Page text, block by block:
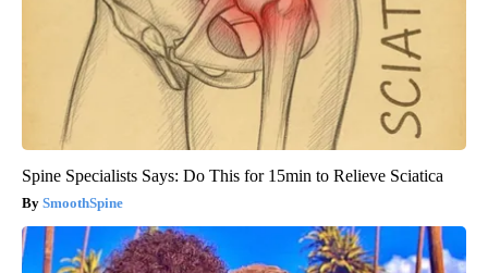
Spine Specialists Says: Do This for 15min to Relieve Sciatica
SmoothSpine